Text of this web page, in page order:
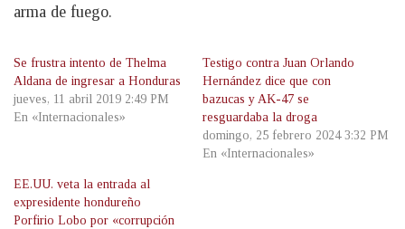
arma de fuego.
Se frustra intento de Thelma
Aldana de ingresar a Honduras
jueves, 11 abril 2019 2:49 PM
En «Internacionales»
Testigo contra Juan Orlando
Hernández dice que con
bazucas y AK-47 se
resguardaba la droga
domingo, 25 febrero 2024 3:32 PM
En «Internacionales»
EE.UU. veta la entrada al
expresidente hondureño
Porfirio Lobo por «corrupción